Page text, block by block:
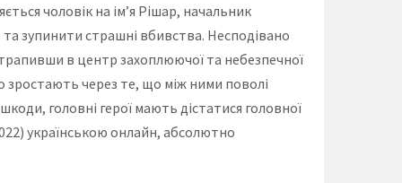
чоловік на ім’я Рішар, начальник
зупинити страшні вбивства. Несподівано
в центр захоплюючої та небезпечної
зростають через те, що між ними поволі
головні герої мають дістатися головної
українською онлайн, абсолютно